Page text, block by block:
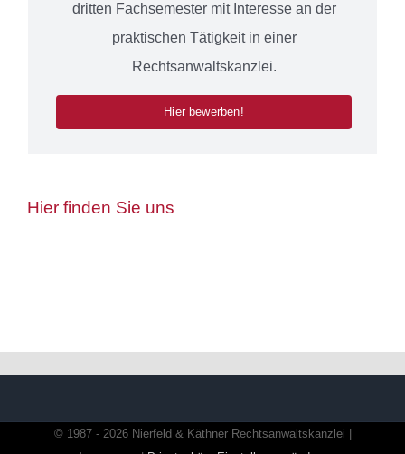
dritten Fachsemester mit Interesse an der
praktischen Tätigkeit in einer
Rechtsanwaltskanzlei.
Hier bewerben!
Hier finden Sie uns
© 1987 - 2026 Nierfeld & Käthner Rechtsanwaltskanzlei |